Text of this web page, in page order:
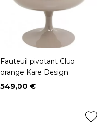
Fauteuil pivotant Club
orange Kare Design
Prix
549,00 €